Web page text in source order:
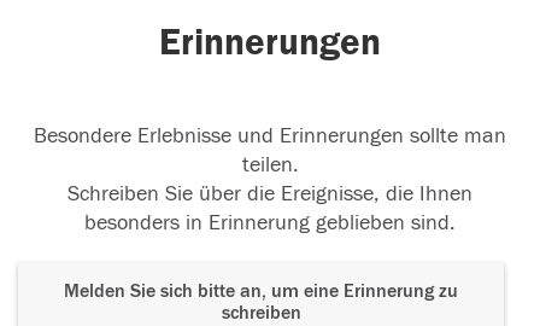
Erinnerungen
Besondere Erlebnisse und Erinnerungen sollte man
teilen.
Schreiben Sie über die Ereignisse, die Ihnen
besonders in Erinnerung geblieben sind.
Melden Sie sich bitte an, um eine Erinnerung zu
schreiben